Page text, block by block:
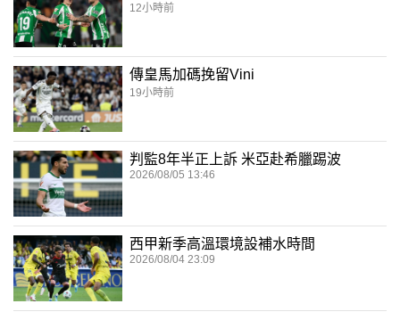
12小時前
傳皇馬加碼挽留Vini
19小時前
判監8年半正上訴 米亞赴希臘踢波
2026/08/05 13:46
西甲新季高溫環境設補水時間
2026/08/04 23:09